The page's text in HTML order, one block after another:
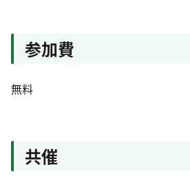
参加費
無料
共催